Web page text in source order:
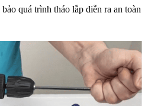
quá trình tháo lắp diễn ra an toàn